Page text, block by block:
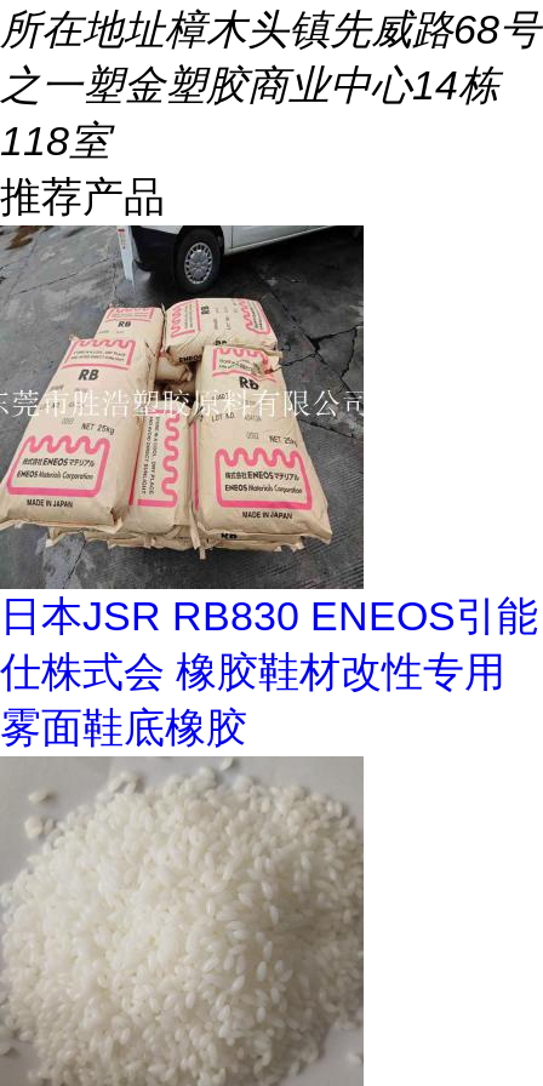
所在地址樟木头镇先威路68号
之一塑金塑胶商业中心14栋
118室
推荐产品
日本JSR RB830 ENEOS引能
仕株式会 橡胶鞋材改性专用
雾面鞋底橡胶